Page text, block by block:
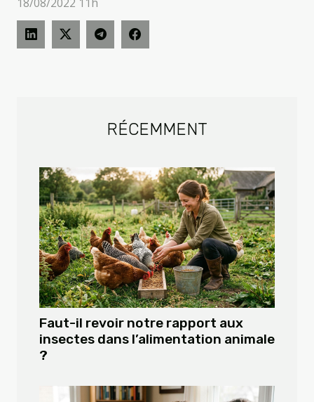
RÉCEMMENT
Faut-il revoir notre rapport aux
insectes dans l’alimentation animale
?